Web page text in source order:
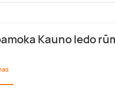
Kauno ledo